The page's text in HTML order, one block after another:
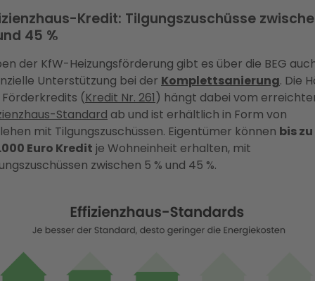
Kredit: Tilgungszuschüsse
45 %
der KfW-Heizungsförderung gibt es über die BEG
Unterstützung bei der Komplettsanierung. Die
Förderkredits (Kredit Nr. 261) hängt dabei vom
Standard ab und ist erhältlich in Form von
mit Tilgungszuschüssen. Eigentümer können bis zu
Euro Kredit je Wohneinheit erhalten, mit
zwischen 5 % und 45 %.